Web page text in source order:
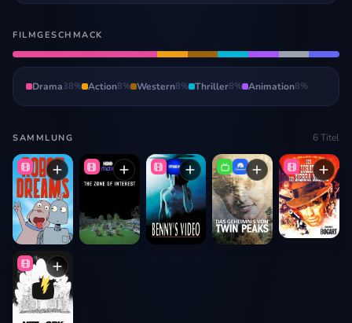
FILMGESCHMACK
Drama38% Action8% Western8% Thriller8% Animation8%
SAMMLUNG 6Titel